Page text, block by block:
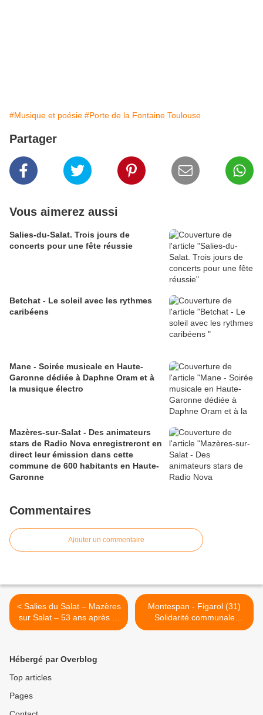
#Musique et poésie #Porte de la Fontaine Toulouse
Partager
Vous aimerez aussi
Salies-du-Salat. Trois jours de
concerts pour une fête réussie
Betchat - Le soleil avec les rythmes
caribéens
Mane - Soirée musicale en Haute-
Garonne dédiée à Daphne Oram et à
la musique électro
Mazères-sur-Salat - Des animateurs
stars de Radio Nova enregistreront en
direct leur émission dans cette
commune de 600 habitants en Haute-
Garonne
Commentaires
Ajouter un commentaire
< Salies du Salat – Mazères
sur Salat – 53 ans après le
Cessez le feu en Algérie
Montespan - Figarol (31)
Solidarité communale
autour des écoles >
Hébergé par Overblog
Top articles
Pages